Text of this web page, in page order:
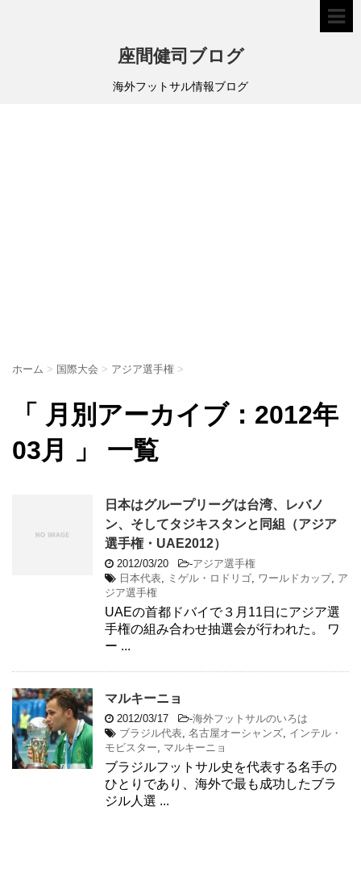
座間健司ブログ
海外フットサル情報ブログ
ホーム > 国際大会 > アジア選手権 >
「 月別アーカイブ：2012年
03月 」 一覧
日本はグループリーグは台湾、レバノ
ン、そしてタジキスタンと同組（アジア
選手権・UAE2012）
2012/03/20 -アジア選手権
日本代表
ミゲル・ロドリゴ ワールドカップ, ア
ジア選手権
UAEの首都ドバイで３月11日にアジア選
手権の組み合わせ抽選会が行われた。 ワ
ー ...
マルキーニョ
2012/03/17 -海外フットサルのいろは
ブラジル代表 名古屋オーシャンズ インテル・
モビスター
マルキーニョ
ブラジルフットサル史を代表する名手の
ひとりであり、海外で最も成功したブラ
ジル人選 ...